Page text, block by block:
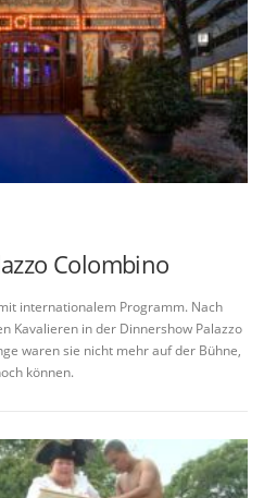
Colombino
internationalem Programm. Nach
Kavalieren in der Dinnershow Palazzo
waren sie nicht mehr auf der Bühne,
können.